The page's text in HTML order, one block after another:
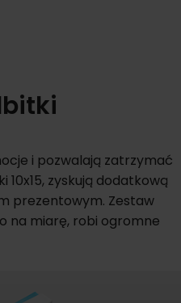
i pozwalają zatrzymać
zyskują dodatkową
prezentowym. Zestaw
na miarę, robi ogromne